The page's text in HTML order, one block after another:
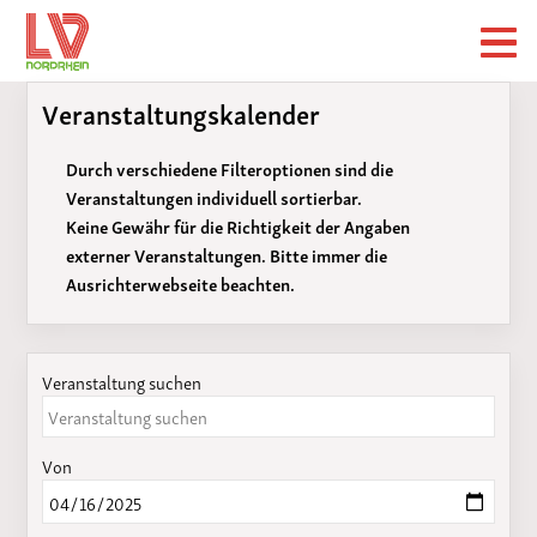
Veranstaltungskalender
Durch verschiedene Filteroptionen sind die
Veranstaltungen individuell sortierbar.
Keine Gewähr für die Richtigkeit der Angaben
externer Veranstaltungen. Bitte immer die
Ausrichterwebseite beachten.
Veranstaltung suchen
Von